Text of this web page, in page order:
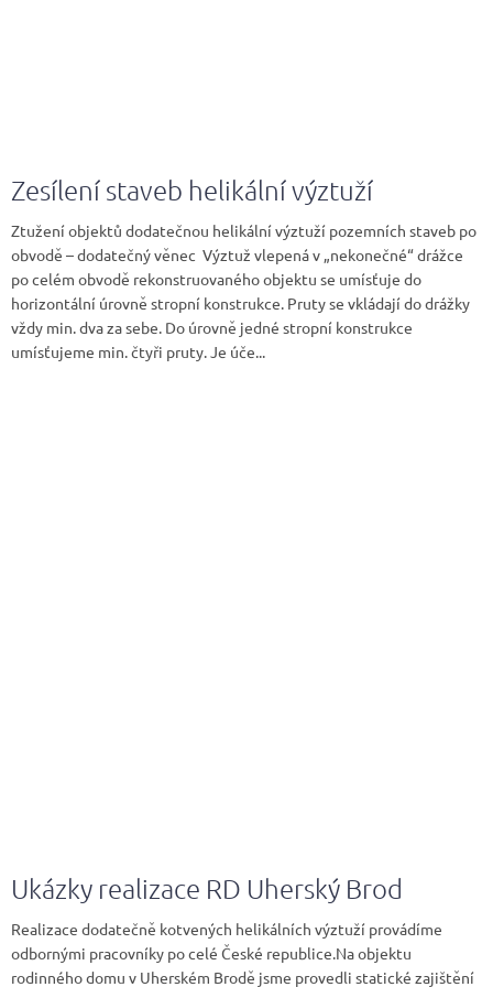
Zesílení staveb helikální výztuží
Ztužení objektů dodatečnou helikální výztuží pozemních staveb po
obvodě – dodatečný věnec Výztuž vlepená v „nekonečné“ drážce
po celém obvodě rekonstruovaného objektu se umísťuje do
horizontální úrovně stropní konstrukce. Pruty se vkládají do drážky
vždy min. dva za sebe. Do úrovně jedné stropní konstrukce
umísťujeme min. čtyři pruty. Je úče...
Ukázky realizace RD Uherský Brod
Realizace dodatečně kotvených helikálních výztuží provádíme
odbornými pracovníky po celé České republice.Na objektu
rodinného domu v Uherském Brodě jsme provedli statické zajištění